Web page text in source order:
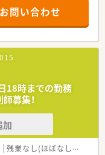
種多様な環境で経験を積
体制を築くための増員
も高いパフォーマンスを
剤師としての勤務にも
安定した経営基盤を持つ
お問い合わせ
18時までの勤務
募集！
加
残業なし(ほぼなし含む)